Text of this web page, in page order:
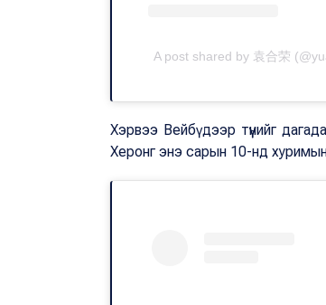
A post shared by 袁合荣
Хэрвээ Вейбү дээр түүнийг
Херонг энэ сарын 10-нд